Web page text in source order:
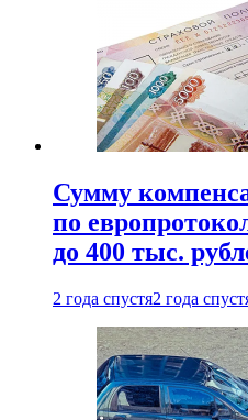
Сумму
по
до 400 тыс.
2 года спустя2 года